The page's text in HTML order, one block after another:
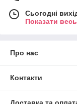
Сьогодні
Показати
Про нас
Контакти